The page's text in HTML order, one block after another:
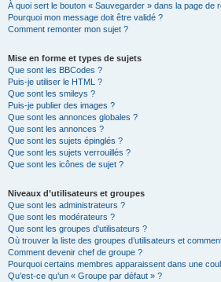
À quoi sert le bouton « Sauvegarder » dans la page de
Pourquoi mon message doit être validé ?
Comment remonter mon sujet ?
Mise en forme et types de sujets
Que sont les BBCodes ?
Puis-je utiliser le HTML ?
Que sont les smileys ?
Puis-je publier des images ?
Que sont les annonces globales ?
Que sont les annonces ?
Que sont les sujets épinglés ?
Que sont les sujets verrouillés ?
Que sont les icônes de sujet ?
Niveaux d’utilisateurs et groupes
Que sont les administrateurs ?
Que sont les modérateurs ?
Que sont les groupes d’utilisateurs ?
Où trouver la liste des groupes d’utilisateurs et
Comment devenir chef de groupe ?
Pourquoi certains membres apparaissent dans une
Qu’est-ce qu’un « Groupe par défaut » ?